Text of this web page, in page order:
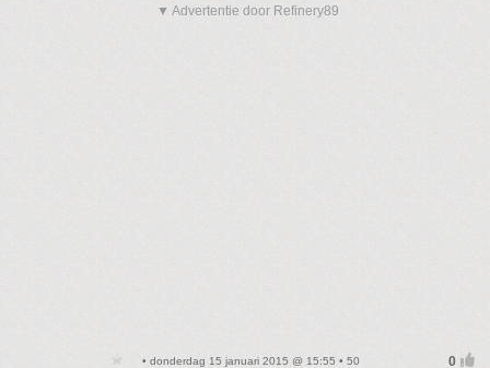
▼ Advertentie door Refinery89
• donderdag 15 januari 2015 @ 15:55 • 50